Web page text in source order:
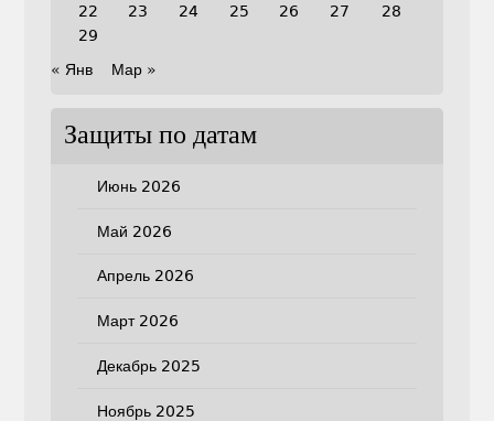
22
23 24 25 26 27
28
29
« Янв
Мар »
Защиты по датам
Июнь 2026
Май 2026
Апрель 2026
Март 2026
Декабрь 2025
Ноябрь 2025